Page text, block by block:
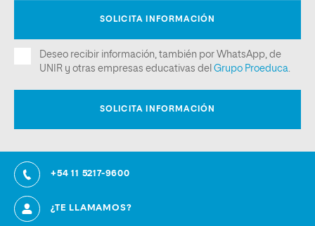
+54 11 5217-9600
¿TE LLAMAMOS?